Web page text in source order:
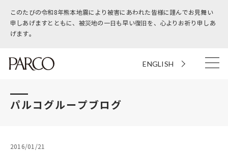
このたびの令和8年熊本地震により被害にあわれた皆様に謹んでお見舞い
申しあげますとともに、被災地の一日も早い復旧を、心よりお祈り申しあ
げます。
ENGLISH
パルコグループブログ
2016/01/21